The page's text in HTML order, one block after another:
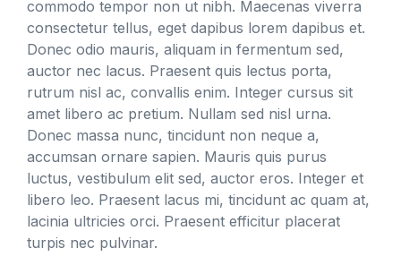
commodo tempor non ut nibh. Maecenas viverra
consectetur tellus, eget dapibus lorem dapibus et.
Donec odio mauris, aliquam in fermentum sed,
auctor nec lacus. Praesent quis lectus porta,
rutrum nisl ac, convallis enim. Integer cursus sit
amet libero ac pretium. Nullam sed nisl urna.
Donec massa nunc, tincidunt non neque a,
accumsan ornare sapien. Mauris quis purus
luctus, vestibulum elit sed, auctor eros. Integer et
libero leo. Praesent lacus mi, tincidunt ac quam at,
lacinia ultricies orci. Praesent efficitur placerat
turpis nec pulvinar.